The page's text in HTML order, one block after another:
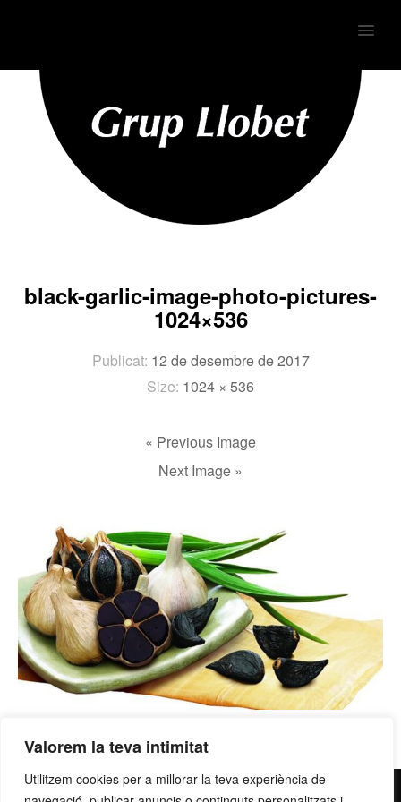
Valorem la teva intimitat
Utilitzem cookies per a millorar la teva experiència de
MENU
black-garlic-image-photo-pictures-
1024×536
Publicat: 12 de desembre de 2017
Size: 1024 × 536
« Previous Image
Next Image »